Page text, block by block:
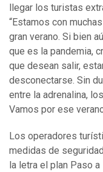
llegar los turistas
“Estamos con
gran verano. Si bien
que es la pandemia,
que desean salir,
desconectarse. Sin
entre la adrenalina,
Vamos por ese
Los operadores
medidas de
la letra el plan Paso